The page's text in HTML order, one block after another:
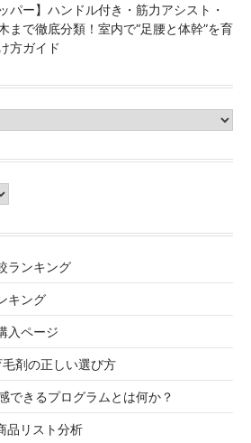
パー】ハンドル付き・筋力アシスト・
まで徹底分類！室内で“足腰と体幹”を育
方ガイド
ランキング
キング
入ページ
剤の正しい選び方
できるプログラムとは何か？
品リスト分析